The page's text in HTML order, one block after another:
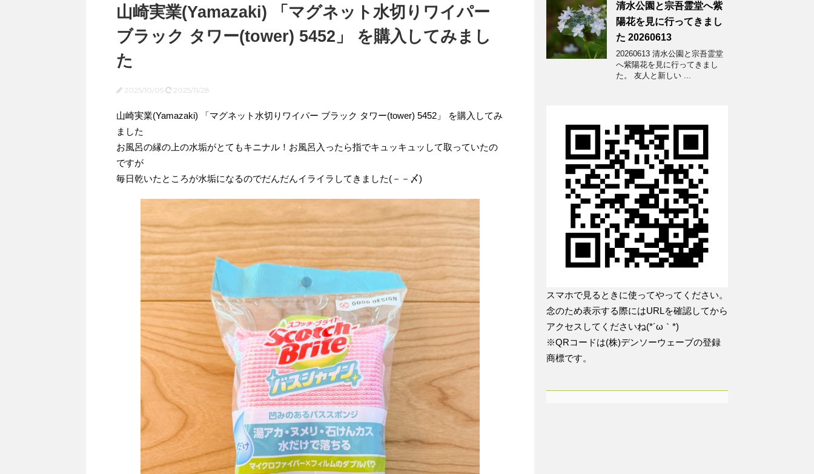
山崎実業(Yamazaki) 「マグネット水切りワイパー
ブラック タワー(tower) 5452」 を購入してみまし
た
2025/10/05 2025/11/28
山崎実業(Yamazaki) 「マグネット水切りワイパー ブラック タワー(tower) 5452」 を購入してみ
ました
お風呂の縁の上の水垢がとてもキニナル！お風呂入ったら指でキュッキュッして取っていたの
ですが
毎日乾いたところが水垢になるのでだんだんイライラしてきました(－－〆)
清水公園と宗吾霊堂へ紫
陽花を見に行ってきまし
た 20260613
20260613 清水公園と宗吾霊堂
へ紫陽花を見に行ってきまし
た。 友人と新しい ...
スマホで見るときに使ってやってください。
念のため表示する際にはURLを確認してから
アクセスしてくださいね(*´ω｀*)
※QRコードは(株)デンソーウェーブの登録
商標です。